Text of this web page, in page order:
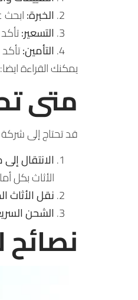
الخبرة:ابحث
التسعير:
التأمين:
يمكنك القراءة ايضا:
متى
قد تحتاج إلى شركة
الانتقال
الأثاث بكل
نقل الأثاث
الشحن